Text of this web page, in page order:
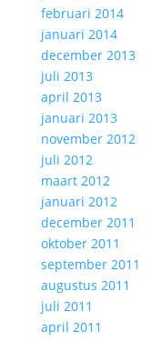
februari 2014
januari 2014
december 2013
juli 2013
april 2013
januari 2013
november 2012
juli 2012
maart 2012
januari 2012
december 2011
oktober 2011
september 2011
augustus 2011
juli 2011
april 2011